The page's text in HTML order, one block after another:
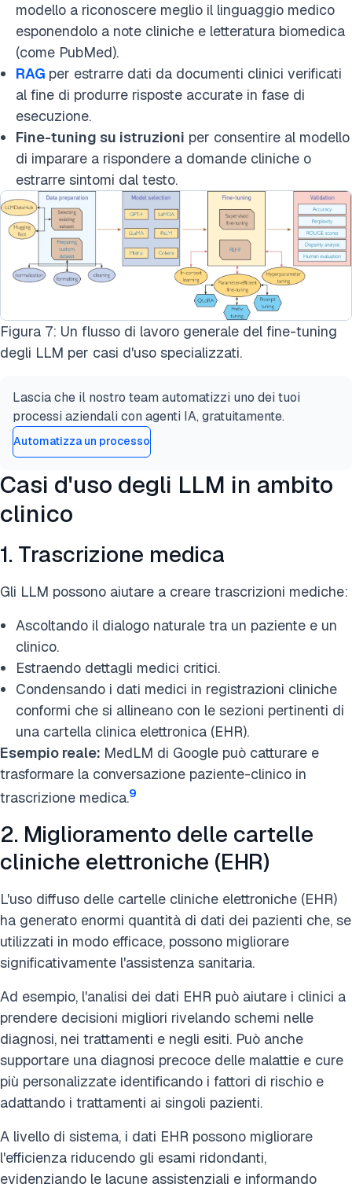
modello a riconoscere meglio il linguaggio medico
esponendolo a note cliniche e letteratura biomedica
(come PubMed).
RAG per estrarre dati da documenti clinici verificati
al fine di produrre risposte accurate in fase di
esecuzione.
Fine-tuning su istruzioni per consentire al modello
di imparare a rispondere a domande cliniche o
estrarre sintomi dal testo.
Figura 7: Un flusso di lavoro generale del fine-tuning
degli LLM per casi d'uso specializzati.
Lascia che il nostro team automatizzi uno dei tuoi
processi aziendali con agenti IA, gratuitamente.
Automatizza un processo
Casi d'uso degli LLM in ambito
clinico
1. Trascrizione medica
Gli LLM possono aiutare a creare trascrizioni mediche:
Ascoltando il dialogo naturale tra un paziente e un
clinico.
Estraendo dettagli medici critici.
Condensando i dati medici in registrazioni cliniche
conformi che si allineano con le sezioni pertinenti di
una cartella clinica elettronica (EHR).
Esempio reale: MedLM di Google può catturare e
trasformare la conversazione paziente-clinico in
trascrizione medica.9
2. Miglioramento delle cartelle
cliniche elettroniche (EHR)
L'uso diffuso delle cartelle cliniche elettroniche (EHR)
ha generato enormi quantità di dati dei pazienti che, se
utilizzati in modo efficace, possono migliorare
significativamente l'assistenza sanitaria.
Ad esempio, l'analisi dei dati EHR può aiutare i clinici a
prendere decisioni migliori rivelando schemi nelle
diagnosi, nei trattamenti e negli esiti. Può anche
supportare una diagnosi precoce delle malattie e cure
più personalizzate identificando i fattori di rischio e
adattando i trattamenti ai singoli pazienti.
A livello di sistema, i dati EHR possono migliorare
l'efficienza riducendo gli esami ridondanti,
evidenziando le lacune assistenziali e informando